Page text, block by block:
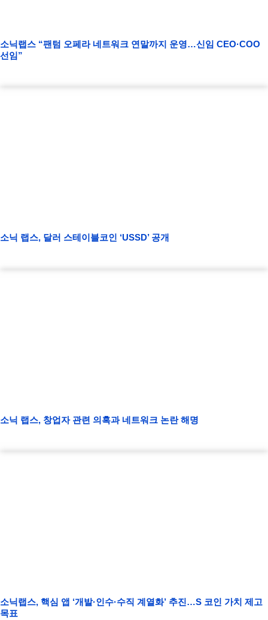
소닉랩스 “팬텀 오페라 네트워크 연말까지 운영…신임 CEO·COO
선임”
소닉 랩스, 달러 스테이블코인 ‘USSD’ 공개
소닉 랩스, 창업자 관련 의혹과 네트워크 논란 해명
소닉랩스, 핵심 앱 ‘개발·인수·수직 계열화’ 추진…S 코인 가치 제고
목표